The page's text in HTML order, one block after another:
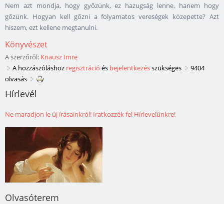
Nem azt mondja, hogy győzünk, ez hazugság lenne, hanem hogy
gőzünk. Hogyan kell gőzni a folyamatos vereségek közepette? Azt
hiszem, ezt kellene megtanulni.
Könyvészet
A szerzőről: Knausz Imre
A hozzászóláshoz regisztráció és bejelentkezésszükséges
9404
olvasás
Hírlevél
Ne maradjon le új írásainkról! Iratkozzék fel Hírlevelünkre!
Olvasóterem